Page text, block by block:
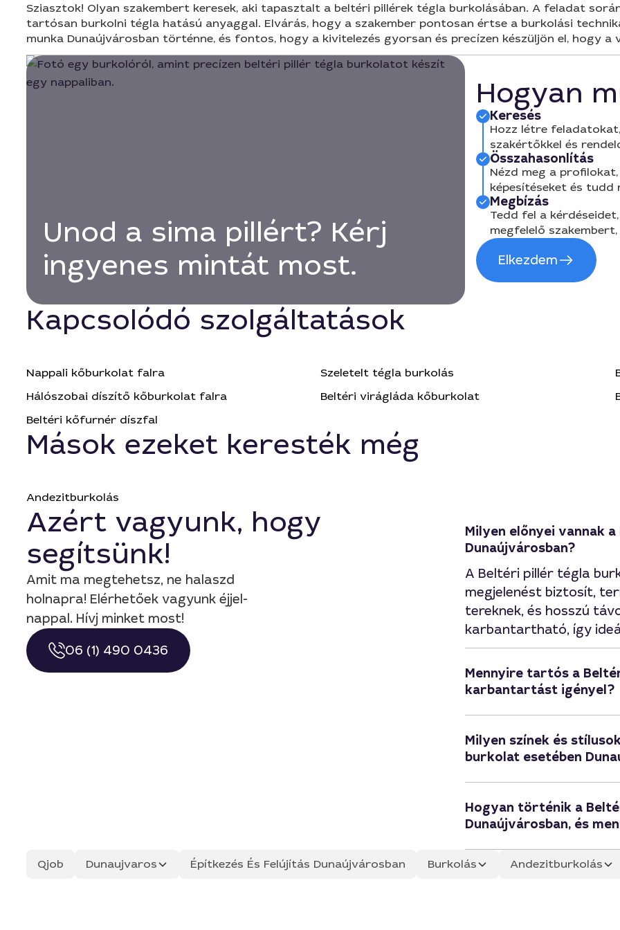
Sziasztok! Olyan szakembert keresek, aki tapasztalt a beltéri pillérek tégla burkolásában. A feladat
tartósan burkolni tégla hatású anyaggal. Elvárás, hogy a szakember pontosan értse a burkolási
munka Dunaújvárosban történne, és fontos, hogy a kivitelezés gyorsan és precízen készüljön el, hogy
Unod a sima pillért? Kérj
ingyenes mintát most.
Hogyan
Keresés
Hozz létre
szakértőkkel és
Összahasonlítás
Nézd meg a
képesítéseket és
Megbízás
Tedd fel a
megfelelő
Elkezdem
Kapcsolódó szolgáltatások
Nappali kőburkolat falra Szeletelt tégla burkolás
Hálószobai díszítő kőburkolat falra
Beltéri virágláda kőburkolat
Beltéri kőfurnér díszfal
Mások ezeket keresték még
Andezitburkolás
Azért vagyunk, hogy
segítsünk!
Amit ma megtehetsz, ne halaszd
holnapra! Elérhetőek vagyunk éjjel-
nappal. Hívj minket most!
06 (1) 490 0436
Milyen előnyei vannak
Dunaújvárosban?
A Beltéri pillér tégla
megjelenést biztosít,
tereknek, és hosszú
karbantartható, így
Mennyire tartós a
karbantartást igényel?
Milyen színek és
burkolat esetében
Hogyan történik a
Dunaújvárosban, és
Qjob Dunaujvaros Építkezés És Felújítás Dunaújvárosban Burkolás Andezitburkolás